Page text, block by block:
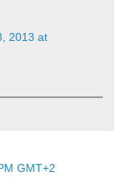
2013 at
GMT+2